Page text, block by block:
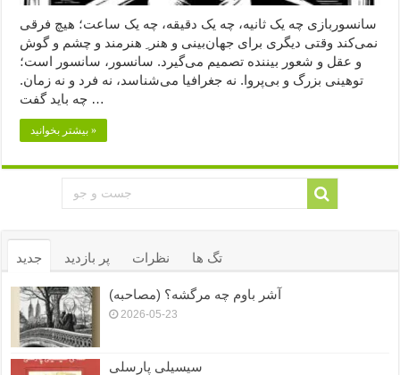
سانسوربازی چه یک ثانیه، چه یک دقیقه،‌ چه یک ساعت؛ هیچ فرقی
نمی‌کند وقتی دیگری برای جهان‌بینی و هنر ِ هنرمند و چشم و گوش
و عقل و شعور بیننده تصمیم می‌گیرد. سانسور، سانسور است؛
توهینی بزرگ و بی‌پروا. نه جغرافیا می‌شناسد، نه فرد و نه زمان.
چه باید گفت …
بیشتر بخوانید »
جدید پر بازدید نظرات تگ ها
آشر باوم چه مرگشه؟ (مصاحبه)
2026-05-23
سیسیلی پارسلی